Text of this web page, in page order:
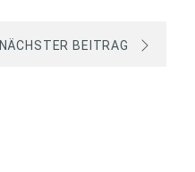
NÄCHSTER BEITRAG